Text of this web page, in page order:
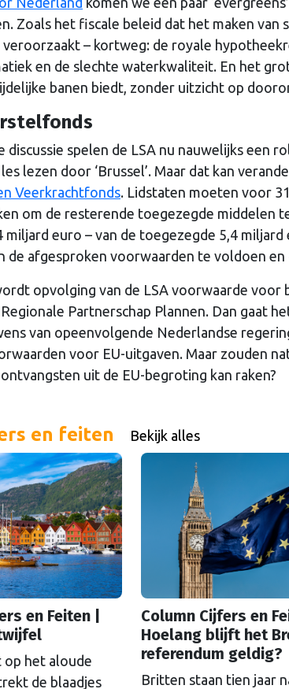
Zoals het fiscale beleid dat het maken
– kortweg: de royale
en de slechte waterkwaliteit. En het
banen biedt, zonder uitzicht op
discussie spelen de LSA nu nauwelijks een
lezen door ‘Brussel’. Maar dat kan
Veerkrachtfonds. Lidstaten moeten voor
om de resterende toegezegde middelen
miljard euro – van de toegezegde 5,4
de afgesproken voorwaarden te voldoen
opvolging van de LSA voorwaarde voor
Partnerschap Plannen. Dan gaat
van opeenvolgende Nederlandse
voor EU-uitgaven. Maar zouden
uit de EU-begroting kan raken?
en feiten Bekijk alles
en Feiten |
op het aloude
de blaadjes
Column Cijfers en
Hoelang blijft het
referendum geldig?
Britten staan tien jaar